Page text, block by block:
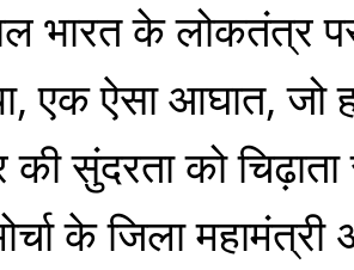
भारत के लोकतंत्र
एक ऐसा आघात, जो
सुंदरता को चिढ़ाता
के जिला